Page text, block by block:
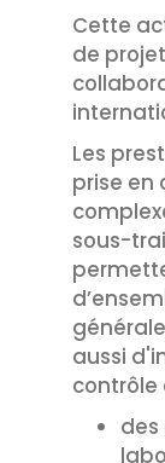
Cette
de
Les
prise en
sous-
aussi